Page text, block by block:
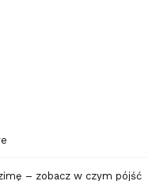
– zobacz w czym pójść